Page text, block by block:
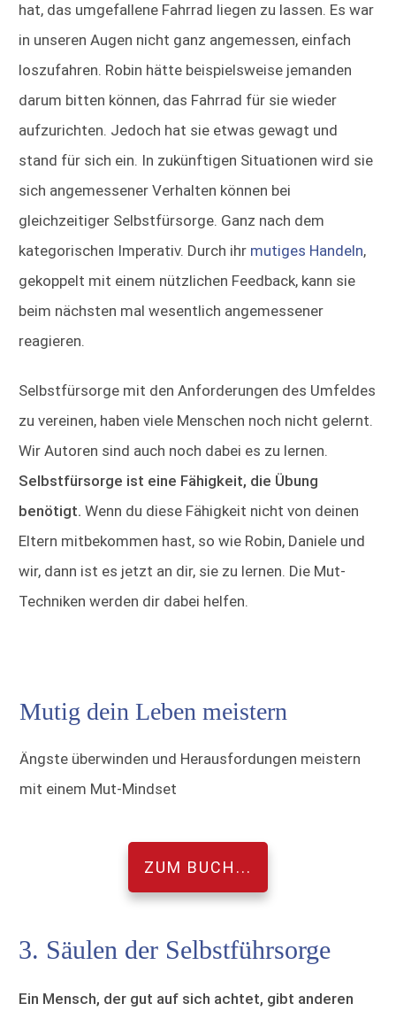
hat, das umgefallene Fahrrad liegen zu lassen. Es war
in unseren Augen nicht ganz angemessen, einfach
loszufahren. Robin hätte beispielsweise jemanden
darum bitten können, das Fahrrad für sie wieder
aufzurichten. Jedoch hat sie etwas gewagt und
stand für sich ein. In zukünftigen Situationen wird sie
sich angemessener Verhalten können bei
gleichzeitiger Selbstfürsorge. Ganz nach dem
kategorischen Imperativ. Durch ihr mutiges Handeln,
gekoppelt mit einem nützlichen Feedback, kann sie
beim nächsten mal wesentlich angemessener
reagieren.
Selbstfürsorge mit den Anforderungen des Umfeldes
zu vereinen, haben viele Menschen noch nicht gelernt.
Wir Autoren sind auch noch dabei es zu lernen.
Selbstfürsorge ist eine Fähigkeit, die Übung
benötigt. Wenn du diese Fähigkeit nicht von deinen
Eltern mitbekommen hast, so wie Robin, Daniele und
wir, dann ist es jetzt an dir, sie zu lernen. Die Mut-
Techniken werden dir dabei helfen.
Mutig dein Leben meistern
Ängste überwinden und Herausfordungen meistern
mit einem Mut-Mindset
ZUM BUCH...
3. Säulen der Selbstführsorge
Ein Mensch, der gut auf sich achtet, gibt anderen